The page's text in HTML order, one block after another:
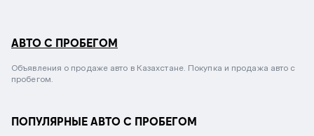
АВТО С ПРОБЕГОМ
Объявления о продаже авто в Казахстане. Покупка и продажа авто с
пробегом.
ПОПУЛЯРНЫЕ АВТО С ПРОБЕГОМ